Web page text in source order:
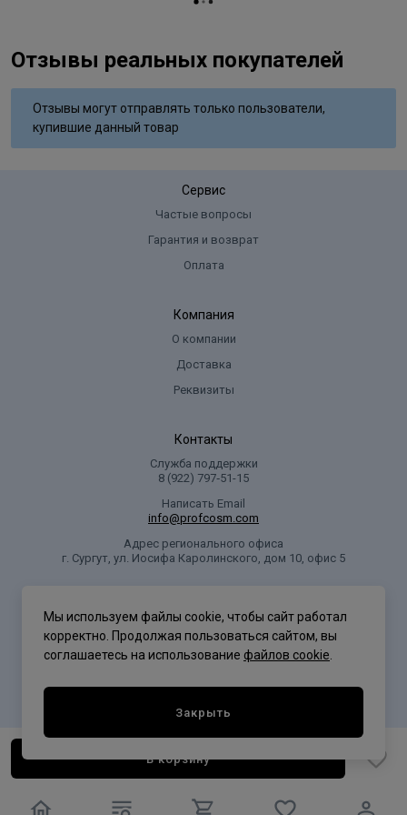
В корзину
Отзывы реальных покупателей
Отзывы могут отправлять только пользователи,
купившие данный товар
Сервис
Частые вопросы
Гарантия и возврат
Оплата
Компания
О компании
Доставка
Реквизиты
Контакты
Служба поддержки
8 (922) 797‑51-15
Написать Email
info@profcosm.com
Адрес регионального офиса
г. Сургут, ул. Иосифа Каролинского, дом 10, офис 5
Мы используем файлы cookie, чтобы сайт работал
корректно. Продолжая пользоваться сайтом, вы
соглашаетесь на использование файлов cookie
Закрыть